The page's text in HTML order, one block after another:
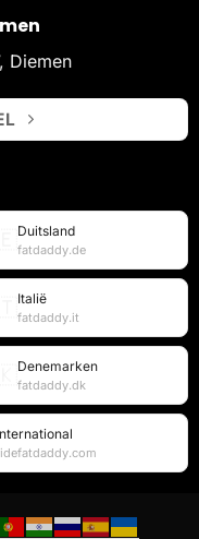
Diemen
Duitsland
fatdaddy.de
Italië
fatdaddy.it
Denemarken
fatdaddy.dk